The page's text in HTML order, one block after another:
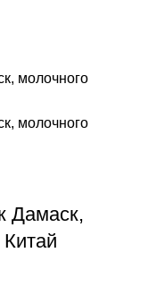
Дамаск,